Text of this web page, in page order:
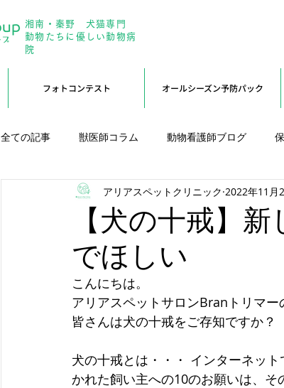
湘南・秦野 犬猫専門
動物たちに優しい動物病
院
フォトコンテスト オールシーズン予防パック
全ての記事 獣医師コラム 動物看護師ブログ
アリーブログ Branブログ オープンに向けて
【犬の十戒】
でほしい
アリアスペットクリニック 2022年11月
こんにちは。
アリアスペットサロンBranトリマー
皆さんは犬の十戒をご存知ですか？
犬の十戒とは・・・ インターネッ
かれた飼い主への10のお願いは、